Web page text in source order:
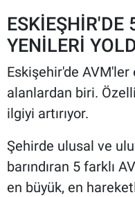
ESKİEŞHİR'DE
YENİLERİ
Eskişehir'de
alanlardan biri.
ilgiyi artırıyor.
Şehirde ulusal ve
barındıran 5 farklı
en büyük, en